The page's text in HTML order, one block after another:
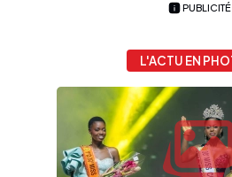
PUBLICITÉ
L'ACTU EN